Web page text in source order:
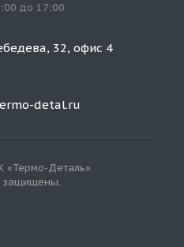
до 17:00
32, офис 4
detal.ru
Деталь»
защищены.